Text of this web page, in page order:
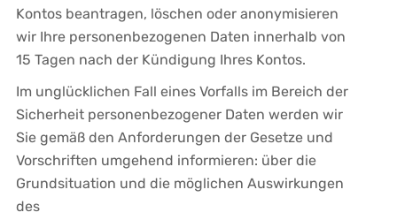
Kontos beantragen, löschen oder anonymisieren
wir Ihre personenbezogenen Daten innerhalb von
15 Tagen nach der Kündigung Ihres Kontos.
Im unglücklichen Fall eines Vorfalls im Bereich der
Sicherheit personenbezogener Daten werden wir
Sie gemäß den Anforderungen der Gesetze und
Vorschriften umgehend informieren: über die
Grundsituation und die möglichen Auswirkungen
des